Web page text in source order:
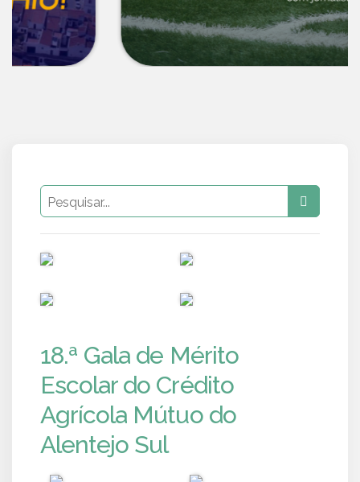
18.ª Gala de Mérito
Escolar do Crédito
Agrícola Mútuo do
Alentejo Sul